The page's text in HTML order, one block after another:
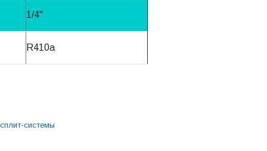
1/4"
R410a
системы